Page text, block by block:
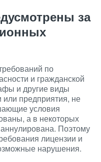
за
по
и гражданской
и другие виды
или предприятия, не
условия
а в некоторых
Поэтому
лицензии и
нарушения.